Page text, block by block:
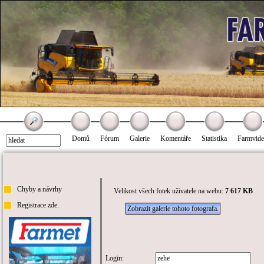
Domů Fórum Galerie Komentáře Statistika
Chyby a návrhy
Registrace zde.
Velikost všech fotek uživatele na webu: 7 617 KB
Zobrazit galerie tohoto fotografa.
Login: